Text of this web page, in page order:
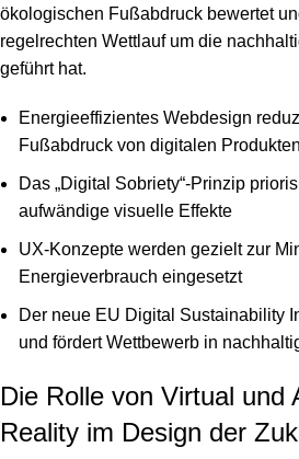
ökologischen Fußabdruck bewertet
regelrechten Wettlauf um die
geführt hat.
Energieeffizientes Webdesign
Fußabdruck von digitalen
Das „Digital Sobriety“-Prinzip
aufwändige visuelle Effekte
UX-Konzepte werden gezielt zur
Energieverbrauch eingesetzt
Der neue EU Digital Sustainability
und fördert Wettbewerb in
Die Rolle von Virtual und
Reality im Design der